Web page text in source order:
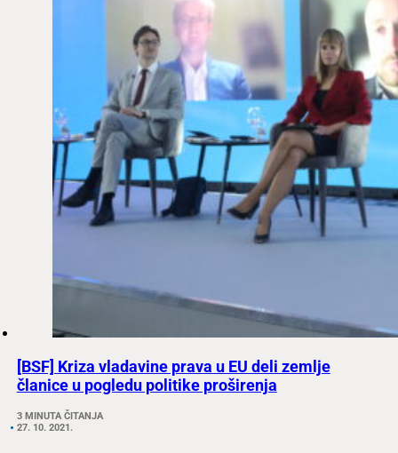
[BSF] Kriza vladavine prava u EU deli zemlje
članice u pogledu politike proširenja
3 MINUTA ČITANJA
27. 10. 2021.